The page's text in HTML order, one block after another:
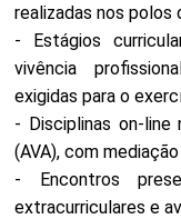
realizadas nos polos
- Estágios
vivência
exigidas para o
- Disciplinas on-line
(AVA), com
- Encontros
extracurriculares e